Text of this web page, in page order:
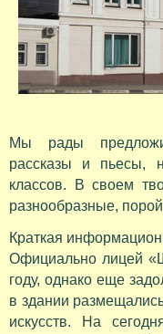
Мы рады
рассказы и пьесы,
классов. В своем
разнообразные,
Краткая
Официально лицей
году, однако еще
в здании
искусств. На